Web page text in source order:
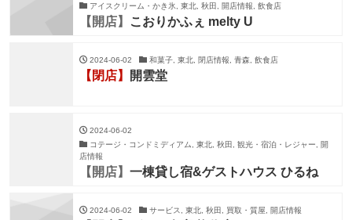
アイスクリーム・かき氷, 東北, 秋田, 開店情報, 飲食店
【開店】 こおりかふぇ melty U
2024-06-02 和菓子, 東北, 閉店情報, 青森, 飲食店
【閉店】 開雲堂
2024-06-02
コテージ・コンドミディアム, 東北, 秋田, 観光・宿泊・レジャー, 開
店情報
【開店】 一棟貸し宿&ゲストハウス ひるね
2024-06-02 サービス, 東北, 秋田, 買取・質屋, 開店情報